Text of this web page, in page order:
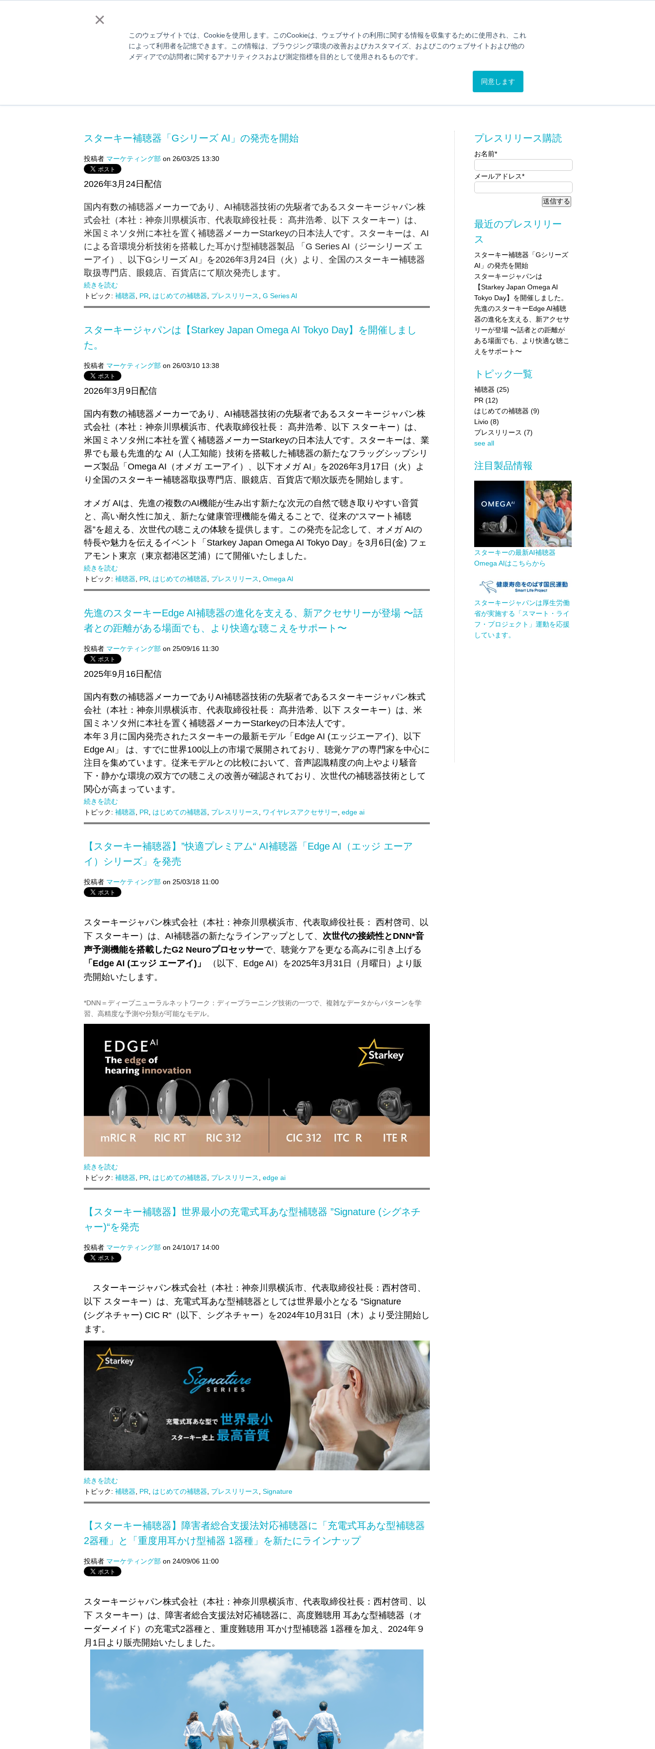
×
このウェブサイトでは、Cookieを使用します。このCookieは、ウェブサイトの利用に関する情報を収集するために使用され、これ
によって利用者を記憶できます。この情報は、ブラウジング環境の改善およびカスタマイズ、およびこのウェブサイトおよび他の
メディアでの訪問者に関するアナリティクスおよび測定指標を目的として使用されるものです。
同意します
スターキー補聴器「Gシリーズ AI」の発売を開始
投稿者 マーケティング部 on 26/03/25 13:30
2026年3月24日配信
国内有数の補聴器メーカーであり、 AI補聴器技術の先駆者であるスターキージャパン株
式会社（本社：神奈川県横浜市、代表取締役社長： 髙井浩希、以下 スターキー）は、
米国ミネソタ州に本社を置く補聴器メーカーStarkeyの日本法人です。 スターキーは、 AI
による音環境分析技術を搭載した耳かけ型補聴器製品 「 G Series AI（ ジーシリーズ エ
ーアイ）、以下Gシリーズ AI」を2026年3月 24 日（火）より、全国のスターキー補聴器
取扱専門店、眼鏡店、百貨店にて順次発売します。
続きを読む
トピック: 補聴器 PR はじめての補聴器 プレスリリース G Series AI
スターキージャパンは【Starkey Japan Omega AI Tokyo Day】を開催しまし
た。
投稿者 マーケティング部 on 26/03/10 13:38
2026年3月9日配信
国内有数の補聴器メーカーであり、AI補聴器技術の先駆者であるスターキージャパン株
式会社（本社：神奈川県横浜市、代表取締役社長： 髙井浩希、以下 スターキー）は、
米国ミネソタ州に本社を置く補聴器メーカーStarkeyの日本法人です。スターキーは、業
界でも最も先進的な AI（人工知能）技術を搭載した補聴器の新たなフラッグシップシリ
ーズ製品「Omega AI（オメガ エーアイ）、以下オメガ AI」を2026年3月17日（火）よ
り全国のスターキー補聴器取扱専門店、眼鏡店、百貨店で順次販売を開始します。
オメガ AIは、先進の複数のAI機能が生み出す新たな次元の自然で聴き取りやすい音質
と、高い耐久性に加え、新たな健康管理機能を備えることで、従来の“スマート補聴
器”を超える、次世代の聴こえの体験を提供します。この発売を記念して、オメガ AIの
特長や魅力を伝えるイベント「Starkey Japan Omega AI Tokyo Day」を3月6日(金) フェ
アモント東京（東京都港区芝浦）にて開催いたしました。
続きを読む
トピック: 補聴器 PR はじめての補聴器 プレスリリース Omega AI
先進のスターキーEdge AI補聴器の進化を支える、新アクセサリーが登場 〜話
者との距離がある場面でも、より快適な聴こえをサポート〜
投稿者 マーケティング部 on 25/09/16 11:30
2025年9月16日配信
国内有数の補聴器メーカーでありAI補聴器技術の先駆者であるスターキージャパン株式
会社（本社：神奈川県横浜市、代表取締役社長： 髙井浩希、以下 スターキー） は、米
国ミネソタ州に本社を置く補聴器メーカーStarkeyの日本法人です。
本年３月に国内発売されたスターキーの最新モデル「Edge AI (エッジエーアイ)、以下
Edge AI」 は、すでに世界100以上の市場で展開されており、聴覚ケアの専門家を中心に
注目を集めています。従来モデルとの比較において、音声認識精度の向上やより騒音
下・静かな環境の双方での聴こえの改善が確認されており、次世代の補聴器技術として
関心が高まっています。
続きを読む
トピック: 補聴器 PR はじめての補聴器 プレスリリース ワイヤレスアクセサリー edge ai
【スターキー補聴器】”快適プレミアム“ AI補聴器「Edge AI（エッジ エーア
イ）シリーズ」を発売
投稿者 マーケティング部 on 25/03/18 11:00
スターキージャパン株式会社（本社：神奈川県横浜市、代表取締役社長： 西村啓司、以
下 スターキー）は、AI補聴器の新たなラインアップとして、 次世代の接続性とDNN*音
声予測機能を搭載したG2 Neuroプロセッサーで、聴覚ケアを更なる高みに引き上げる
「Edge AI (エッジ エーアイ)」
（以下、Edge AI）を2025年3月31日（月曜日）より販
売開始いたします。
*DNN＝ディープニューラルネットワーク：ディープラーニング技術の一つで、複雑なデータからパターンを学
習、高精度な予測や分類が可能なモデル。
続きを読む
トピック: 補聴器 PR はじめての補聴器 プレスリリース edge ai
【スターキー補聴器】世界最小の充電式耳あな型補聴器 ”Signature (シグネチ
ャー)“を発売
投稿者 マーケティング部 on 24/10/17 14:00
スターキージャパン株式会社（本社：神奈川県横浜市、代表取締役社長：西村啓司、
以下 スターキー）は、 充電式耳あな型補聴器としては世界最小となる “Signature
(シグネチャー) CIC R“（以下、シグネチャー）を2024年10月 31 日（木）より受注開始し
ます。
続きを読む
トピック: 補聴器, PR, はじめての補聴器, プレスリリース, Signature
【スターキー補聴器】障害者総合支援法対応補聴器に「充電式耳あな型補聴器
2器種」と「重度用耳かけ型補器 1器種」を新たにラインナップ
投稿者 マーケティング部 on 24/09/06 11:00
スターキージャパン株式会社（本社：神奈川県横浜市、代表取締役社長：西村啓司、以
下 スターキー）は、障害者総合支援法対応補聴器に、高度難聴用 耳あな型補聴器（オ
ーダーメイド）の充電式2器種と 、重度難聴用 耳かけ型補聴器 1器種を加え、 2024年 ９
月1日より販売開始いたしました。
プレスリリース購読
お名前*
メールアドレス*
最近のプレスリリー
ス
スターキー補聴器「Gシリーズ
AI」の発売を開始
スターキージャパンは
【Starkey Japan Omega AI
Tokyo Day】を開催しました。
先進のスターキーEdge AI補聴
器の進化を支える、新アクセサ
リーが登場 〜話者との距離が
ある場面でも、より快適な聴こ
えをサポート〜
トピック一覧
補聴器 (25)
PR (12)
はじめての補聴器 (9)
Livio (8)
プレスリリース (7)
see all
注目製品情報
スターキーの最新AI補聴器
Omega AIはこちらから
スターキージャパンは厚生労働
省が実施する「スマート・ライ
フ・プロジェクト」運動を応援
しています。